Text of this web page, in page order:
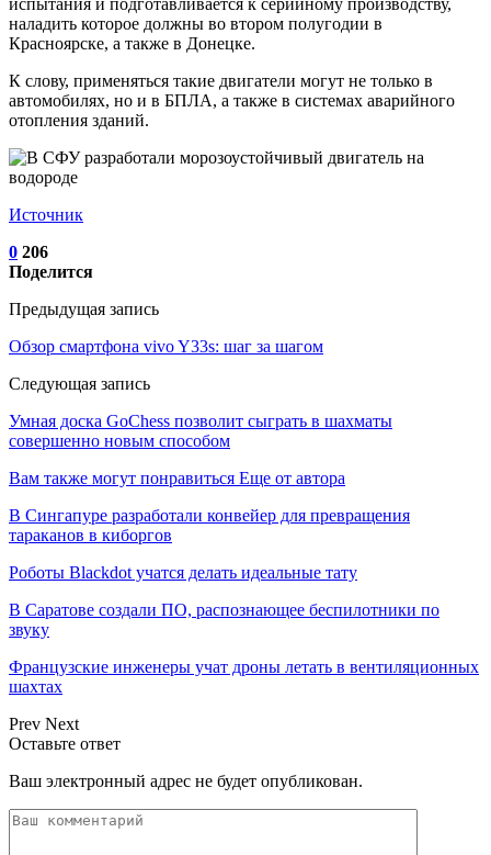
наладить которое должны во втором полугодии в
Красноярске, а также в Донецке.
К слову, применяться такие двигатели могут не только в
автомобилях, но и в БПЛА, а также в системах аварийного
отопления зданий.
Источник
0 206
Поделится
Предыдущая запись
Обзор смартфона vivo Y33s: шаг за шагом
Следующая запись
Умная доска GoChess позволит сыграть в шахматы
совершенно новым способом
Вам также могут понравиться Еще от автора
В Сингапуре разработали конвейер для превращения
тараканов в киборгов
Роботы Blackdot учатся делать идеальные тату
В Саратове создали ПО, распознающее беспилотники по
звуку
Французские инженеры учат дроны летать в вентиляционных
шахтах
Prev Next
Оставьте ответ
Ваш электронный адрес не будет опубликован.